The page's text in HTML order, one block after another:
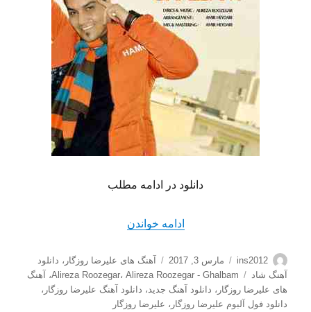
دانلود در ادامه مطلب
ادامه خواندن
نویسنده
ins2012
ارسال
شده
در
مارس 3, 2017 دسته‌ها
آهنگ های علیرضا روزگار ، دانلود
آهنگ شاد
برچسب‌ها Alireza Roozegar، Alireza Roozegar - Ghalbam ،
آهنگ
های علیرضا روزگار ، دانلود آهنگ جدید، دانلود آهنگ علیرضا روزگار ،
دانلود فول آلبوم علیرضا روزگار ، علیرضا روزگار